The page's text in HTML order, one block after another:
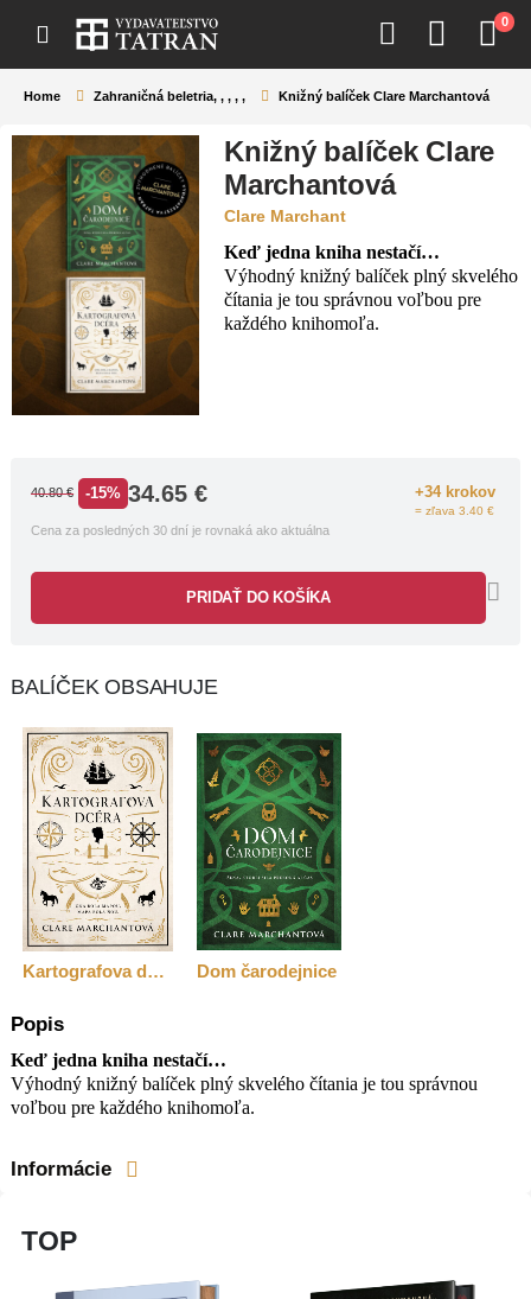
0
Home Zahraničná beletria, , , , , Knižný balíček Clare Marchantová
Knižný balíček Clare
Marchantová
Clare Marchant
Keď jedna kniha nestačí…
Výhodný knižný balíček plný skvelého
čítania je tou správnou voľbou pre
každého knihomoľa.
40.80€ -15% 34.65 €
Cena za posledných 30 dní je rovnaká ako aktuálna
+34 krokov
= zľava 3.40 €
PRIDAŤ DO KOŠÍKA
BALÍČEK OBSAHUJE
Kartografova dcéra Dom čarodejnice
Popis
Keď jedna kniha nestačí…
Výhodný knižný balíček plný skvelého čítania je tou správnou
voľbou pre každého knihomoľa.
Informácie
TOP